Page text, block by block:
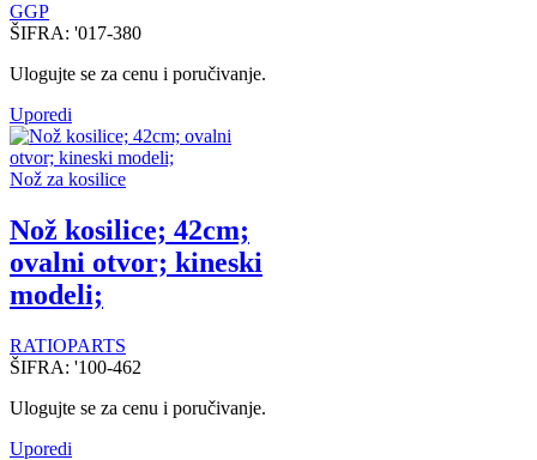
GGP
ŠIFRA: '017-380
Ulogujte se za cenu i poručivanje.
Uporedi
Nož za kosilice
Nož kosilice; 42cm;
ovalni otvor; kineski
modeli;
RATIOPARTS
ŠIFRA: '100-462
Ulogujte se za cenu i poručivanje.
Uporedi